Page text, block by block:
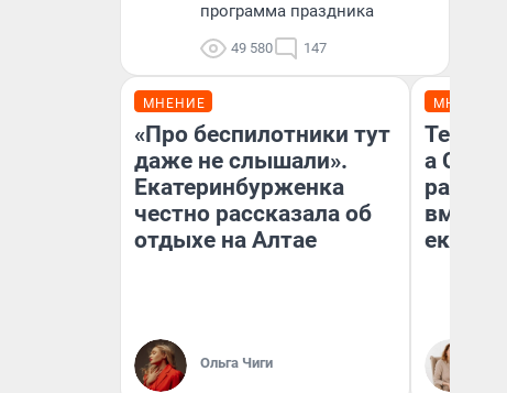
программа праздника
49 580 147
МНЕНИЕ
«Про беспилотники тут
даже не слышали».
Екатеринбурженка
честно рассказала об
отдыхе на Алтае
Ольга Чиги
МНЕНИЕ
а